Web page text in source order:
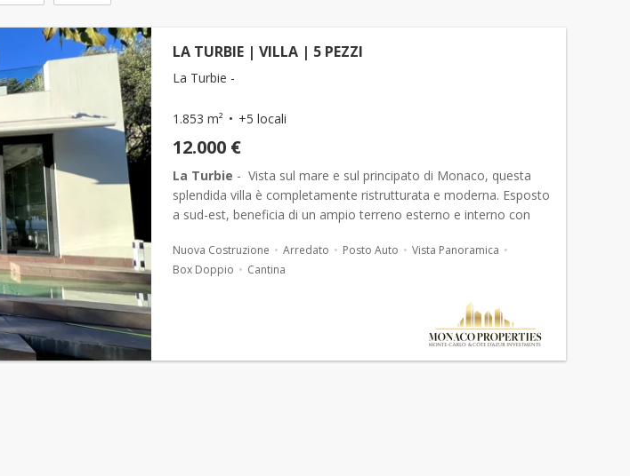
LA TURBIE | VILLA | 5 PEZZI
La Turbie -
1.853 m² +5 locali
12.000 €
La Turbie - Vista sul mare e sul principato di Monaco, questa
splendida villa è completamente ristrutturata e moderna. Esposto
a sud-est, beneficia di un ampio terreno esterno e interno con
Nuova Costruzione Arredato Posto Auto
Vista Panoramica
Box Doppio
Cantina